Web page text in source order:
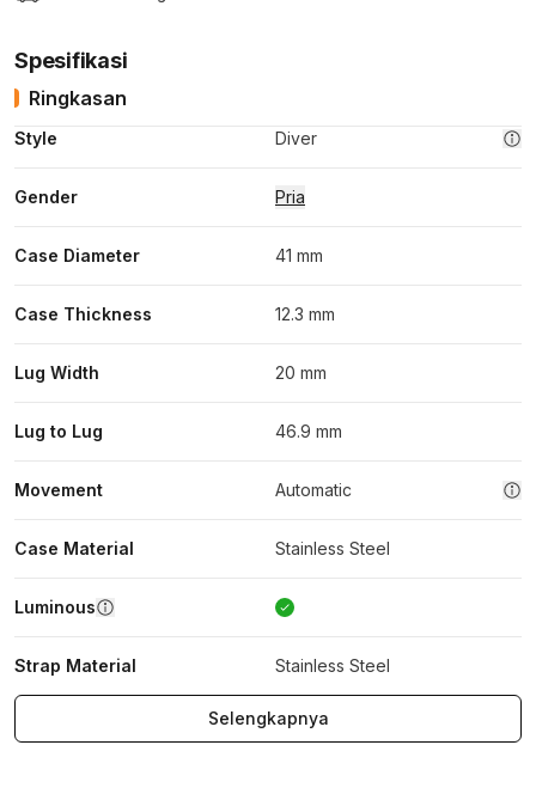
Spesifikasi
Ringkasan
Style Diver
Gender Pria
Case Diameter 41 mm
Case Thickness 12.3 mm
Lug Width 20 mm
Lug to Lug 46.9 mm
Movement Automatic
Case Material Stainless Steel
Luminous
Strap Material Stainless Steel
Selengkapnya